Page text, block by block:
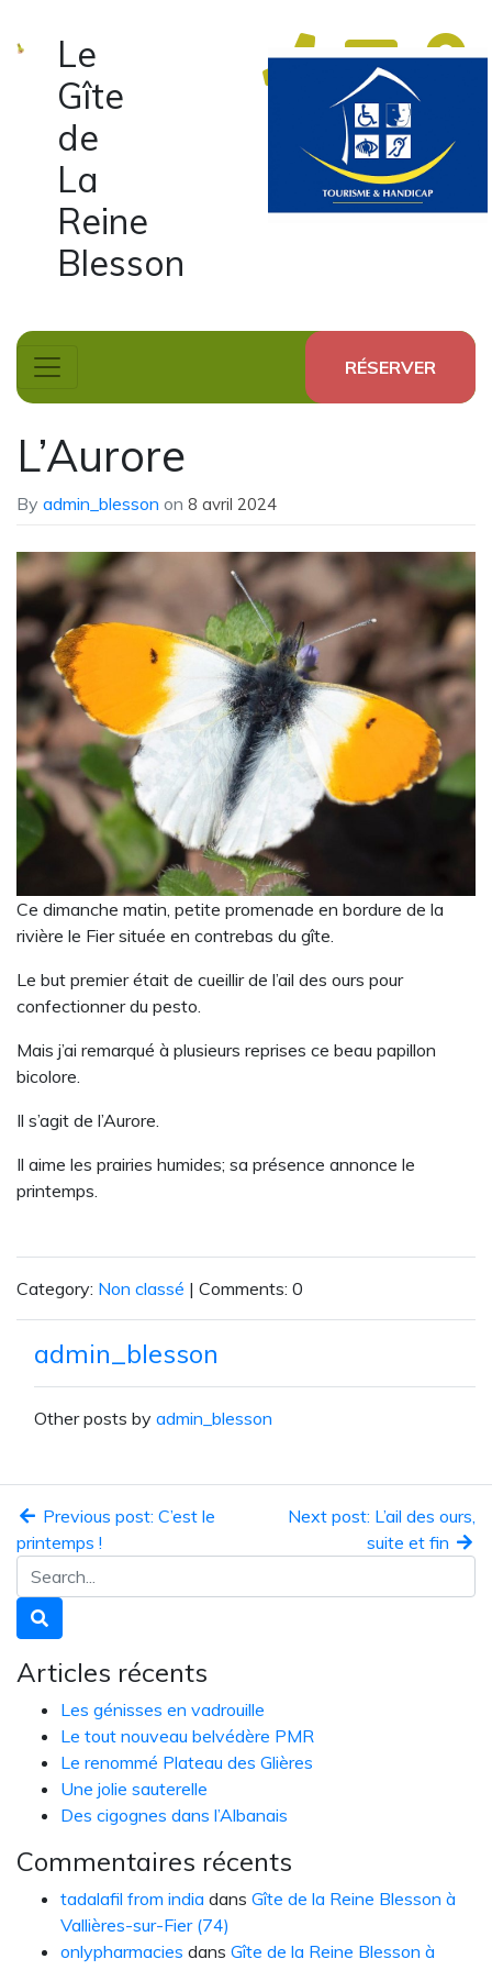
Le
Gîte
de
La
Reine
Blesson
RÉSERVER
L’Aurore
By admin_blesson on 8 avril 2024
Ce dimanche matin, petite promenade en bordure de la
rivière le Fier située en contrebas du gîte.
Le but premier était de cueillir de l’ail des ours pour
confectionner du pesto.
Mais j’ai remarqué à plusieurs reprises ce beau papillon
bicolore.
Il s’agit de l’Aurore.
Il aime les prairies humides; sa présence annonce le
printemps.
Category: Non classé | Comments: 0
admin_blesson
Other posts by admin_blesson
Previous post: C’est le
printemps !
Next post: L’ail des ours,
suite et fin
Articles récents
Les génisses en vadrouille
Le tout nouveau belvédère PMR
Le renommé Plateau des Glières
Une jolie sauterelle
Des cigognes dans l’Albanais
Commentaires récents
tadalafil from india dans Gîte de la Reine Blesson à
Vallières-sur-Fier (74)
onlypharmacies dans Gîte de la Reine Blesson à